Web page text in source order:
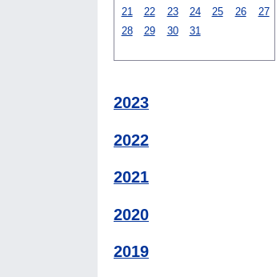
21
22 23 24 25 26
27
28
29 30 31
2023
2022
2021
2020
2019